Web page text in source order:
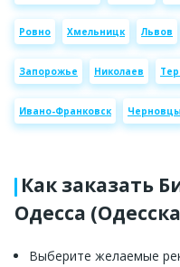
Ровно Хмельницк Львов
Запорожье Николаев
Ивано-Франковск Черновцы
Как заказать
Одесса
Выберите желаемые